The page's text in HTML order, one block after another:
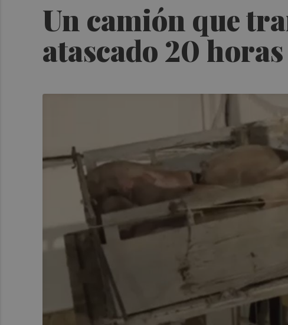
Un camión que
atascado 20